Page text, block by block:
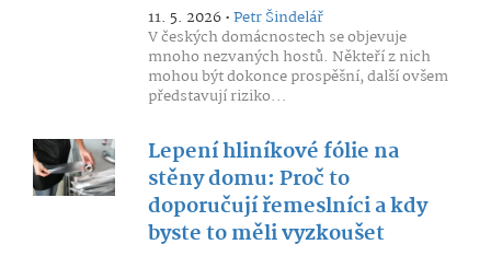
11. 5. 2026 •Petr Šindelář
V českých domácnostech se objevuje
mnoho nezvaných hostů. Někteří z nich
mohou být dokonce prospěšní, další ovšem
představují riziko...
Lepení hliníkové fólie na
stěny domu: Proč to
doporučují řemeslníci a kdy
byste to měli vyzkoušet